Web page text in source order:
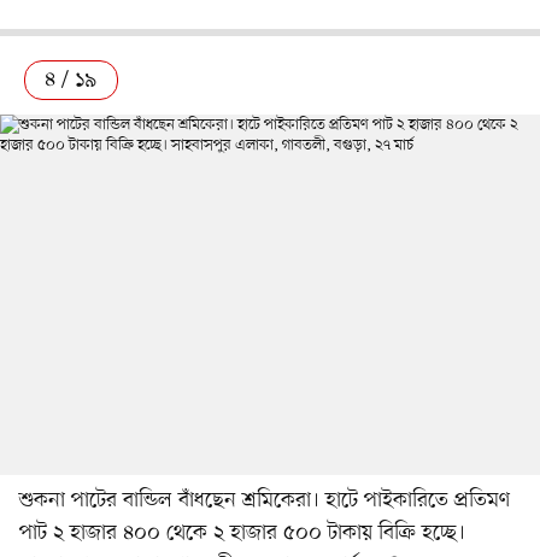
৪ / ১৯
শুকনা পাটের বান্ডিল বাঁধছেন শ্রমিকেরা। হাটে পাইকারিতে প্রতিমণ
পাট ২ হাজার ৪০০ থেকে ২ হাজার ৫০০ টাকায় বিক্রি হচ্ছে।